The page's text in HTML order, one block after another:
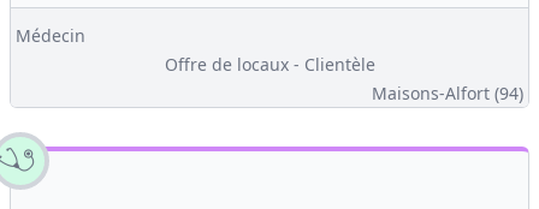
Médecin
Offre de locaux - Clientèle
Maisons-Alfort (94)